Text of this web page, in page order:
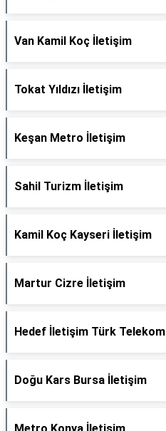
Van Kamil Koç İletişim
Tokat Yıldızı İletişim
Keşan Metro İletişim
Sahil Turizm İletişim
Kamil Koç Kayseri İletişim
Martur Cizre İletişim
Hedef İletişim Türk Telekom
Doğu Kars Bursa İletişim